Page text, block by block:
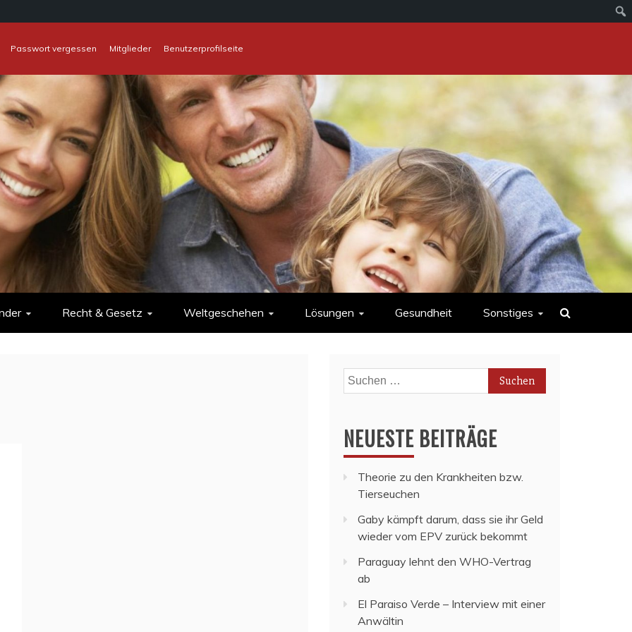
Passwort vergessen Mitglieder
Benutzerprofilseite
Recht & Gesetz Weltgeschehen Lösungen Gesundheit Sonstiges
Suchen
nach:
NEUESTE BEITRÄGE
Theorie zu den Krankheiten bzw.
Tierseuchen
Gaby kämpft darum, dass sie ihr Geld
wieder vom EPV zurück bekommt
Paraguay lehnt den WHO-Vertrag
ab
El Paraiso Verde – Interview mit einer
Anwältin